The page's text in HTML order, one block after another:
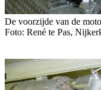
De voorzijde van de
Foto: René te Pas,